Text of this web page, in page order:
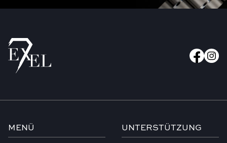
MENÜ UNTERSTÜTZUNG